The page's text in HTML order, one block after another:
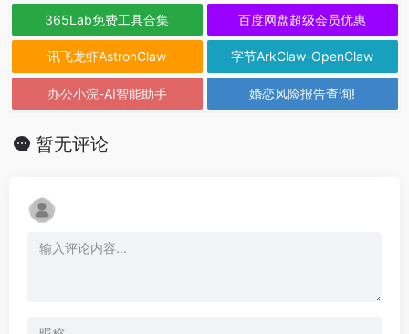
365Lab免费工具合集 百度网盘超级会员优惠
讯飞龙虾AstronClaw 字节ArkClaw-OpenClaw
办公小浣-AI智能助手 婚恋风险报告查询!
暂无评论